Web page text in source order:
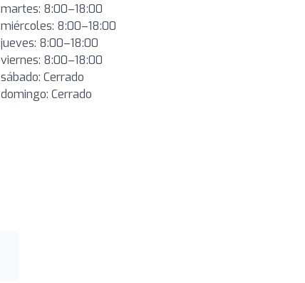
martes: 8:00–18:00
miércoles: 8:00–18:00
jueves: 8:00–18:00
viernes: 8:00–18:00
sábado: Cerrado
domingo: Cerrado